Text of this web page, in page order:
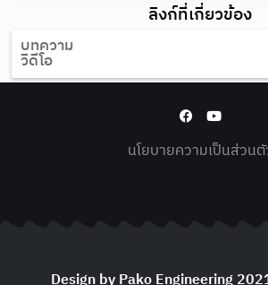
ลิงก์ที่เกี่ยวข้อง
บทความ
วิดีโอ
นโยบายความเป็นส่วน